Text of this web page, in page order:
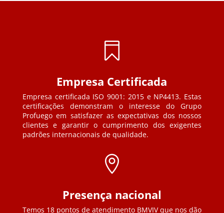

Empresa Certificada
Empresa certificada ISO 9001: 2015 e NP4413. Estas
certificações demonstram o interesse do Grupo
Profuego em satisfazer as expectativas dos nossos
clientes e garantir o cumprimento dos exigentes
padrões internacionais de qualidade.

Presença nacional
Temos 18 pontos de atendimento BMVIV que nos dão